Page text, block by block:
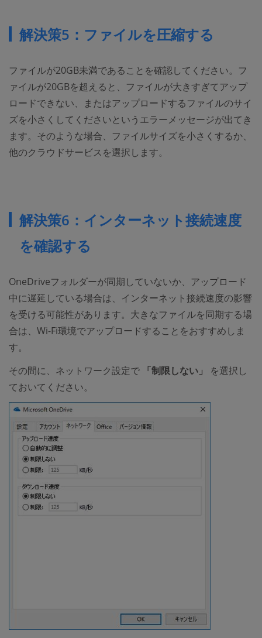
解決策5：ファイルを圧縮する
ファイルが20GB未満であることを確認してください。フ
ァイルが20GBを超えると、ファイルが大きすぎてアップ
ロードできない、またはアップロードするファイルのサイ
ズを小さくしてくださいというエラーメッセージが出てき
ます。そのような場合、ファイルサイズを小さくするか、
他のクラウドサービスを選択します。
解決策6：インターネット接続速度
を確認する
OneDriveフォルダーが同期していないか、アップロード
中に遅延している場合は、インターネット接続速度の影響
を受ける可能性があります。大きなファイルを同期する場
合は、Wi-Fi環境でアップロードすることをおすすめしま
す。
その間に、ネットワーク設定で 「制限しない」
を選択し
ておいてください。